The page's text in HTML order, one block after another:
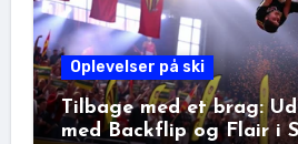
Oplevelser på ski
Tilbage med et brag:
med Backflip og Flair i